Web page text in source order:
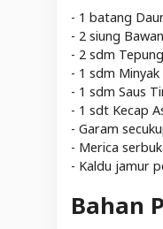
- 1 batang
- 2 siung
- 2 sdm
- 1 sdm Minyak
- 1 sdm Saus
- 1 sdt Kecap
- Garam
- Merica
- Kaldu jamur
Bahan